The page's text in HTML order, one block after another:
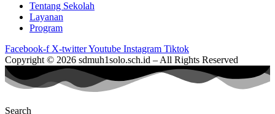
Tentang Sekolah
Layanan
Program
Facebook-f X-twitterYoutube Instagram Tiktok
Copyright © 2026 sdmuh1solo.sch.id – All Rights Reserved
Search